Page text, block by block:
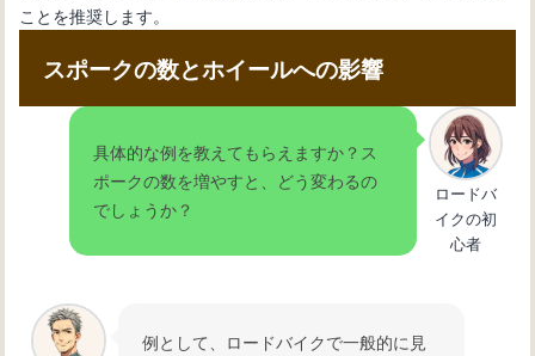
ことを推奨します。
スポークの数とホイールへの影響
具体的な例を教えてもらえますか？ス
ポークの数を増やすと、どう変わるの
でしょうか？
ロードバ
イクの初
心者
例として、ロードバイクで一般的に見